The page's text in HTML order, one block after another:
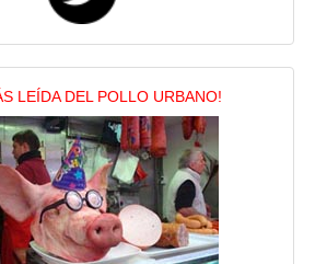
LEÍDA DEL POLLO URBANO!